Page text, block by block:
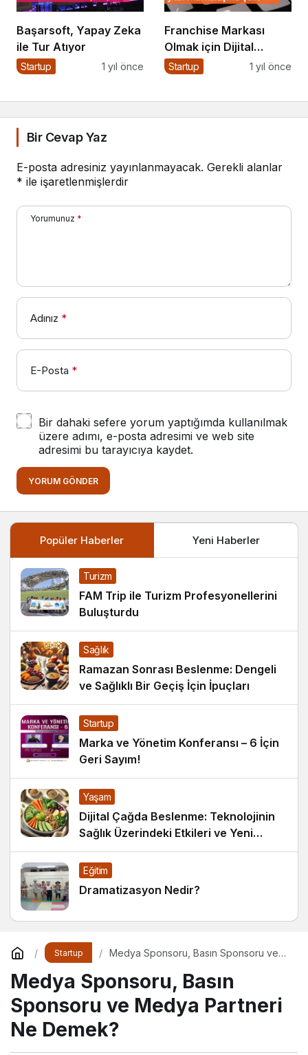
Başarsoft, Yapay Zeka
ile Tur Atıyor
Startup 1 yıl önce
Franchise Markası
Olmak için Dijital
Markalaşma Şart
Startup 1 yıl önce
Bir Cevap Yaz
E-posta adresiniz yayınlanmayacak. Gerekli alanlar
* ile işaretlenmişlerdir
Yorumunuz *
Adınız *
E-Posta *
Bir dahaki sefere yorum yaptığımda kullanılmak
üzere adımı, e-posta adresimi ve web site
adresimi bu tarayıcıya kaydet.
YORUM GÖNDER
Popüler Haberler Yeni Haberler
Turizm
FAM Trip ile Turizm Profesyonellerini
Buluşturdu
Sağlık
Ramazan Sonrası Beslenme: Dengeli
ve Sağlıklı Bir Geçiş İçin İpuçları
Startup
Marka ve Yönetim Konferansı – 6 İçin
Geri Sayım!
Yaşam
Dijital Çağda Beslenme: Teknolojinin
Sağlık Üzerindeki Etkileri ve Yeni
Alışkanlıklar
Eğitim
Dramatizasyon Nedir?
Startup
Medya Sponsoru, Basın Sponsoru ve
Medya Sponsoru, Basın
Sponsoru ve Medya Partneri
Ne Demek?